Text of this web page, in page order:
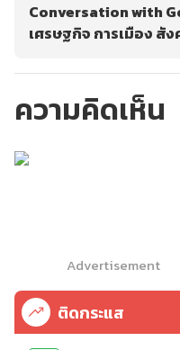
Conversation with God II หนังสือว่าด้
เศรษฐกิจ การเมือง สั
ความคิดเห็น
Advertisement
ติดกระแส